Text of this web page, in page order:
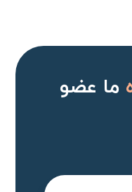
ما عضو